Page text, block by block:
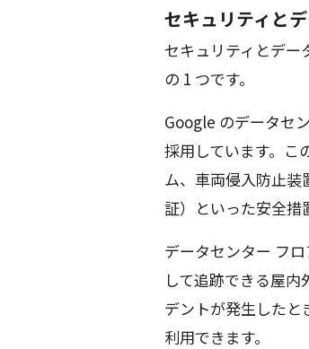
セキュリティと
セキュリティとデ
の 1 つです。
Google のデータセ
採用しています。こ
ム、車両侵入防止
証）といった安全措
データセンター フ
して追跡できる屋
デントが発生したと
利用できます。